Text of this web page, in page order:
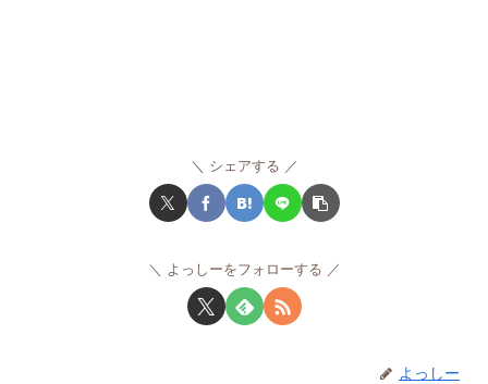
シェアする
よっしーをフォローする
よっしー